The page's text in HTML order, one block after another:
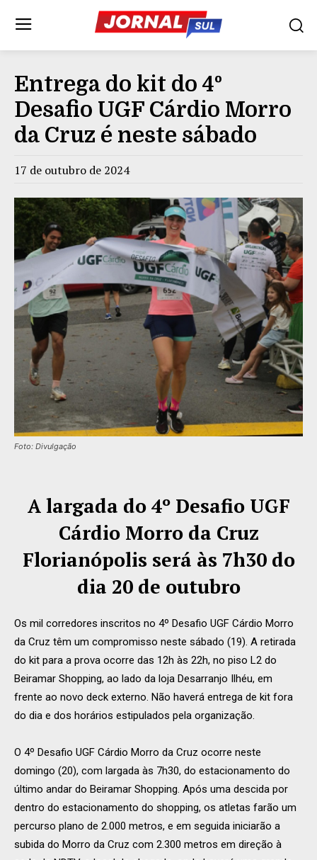
Entrega do kit do 4º
Desafio UGF Cárdio Morro
da Cruz é neste sábado
17 de outubro de 2024
Foto: Divulgação
A largada do 4º Desafio UGF
Cárdio Morro da Cruz
Florianópolis será às 7h30 do
dia 20 de outubro
Os mil corredores inscritos no 4º Desafio UGF Cárdio Morro
da Cruz têm um compromisso neste sábado (19). A retirada
do kit para a prova ocorre das 12h às 22h, no piso L2 do
Beiramar Shopping, ao lado da loja Desarranjo Ilhéu, em
frente ao novo deck externo. Não haverá entrega de kit fora
do dia e dos horários estipulados pela organização.
O 4º Desafio UGF Cárdio Morro da Cruz ocorre neste
domingo (20), com largada às 7h30, do estacionamento do
último andar do Beiramar Shopping. Após uma descida por
dentro do estacionamento do shopping, os atletas farão um
percurso plano de 2.000 metros, e em seguida iniciarão a
subida do Morro da Cruz com 2.300 metros em direção à